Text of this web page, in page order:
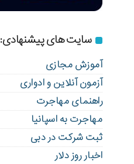
سایت های پیشنهادی:
آموزش مجازی
آزمون آنلاین و ادواری
راهنمای مهاجرت
مهاجرت به اسپانیا
ثبت شرکت در دبی
اخبار روز دلار